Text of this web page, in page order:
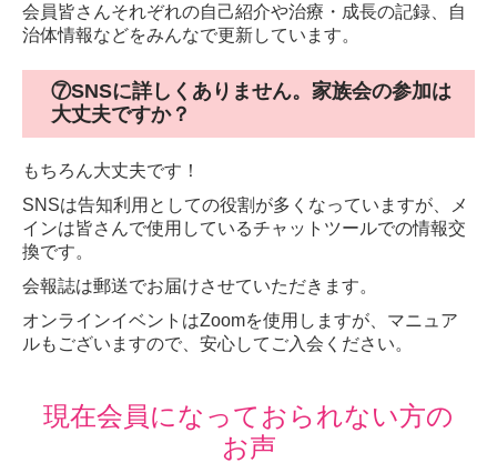
会員皆さんそれぞれの自己紹介や治療・成長の記録、自
治体情報などをみんなで更新しています。
⑦SNSに詳しくありません。家族会の参加は
大丈夫ですか？
もちろん大丈夫です！
SNSは告知利用としての役割が多くなっていますが、メ
インは皆さんで使用しているチャットツールでの情報交
換です。
会報誌は郵送でお届けさせていただきます。
オンラインイベントはZoomを使用しますが、マニュア
ルもございますので、安心してご入会ください。
現在会員になっておられない方の
お声